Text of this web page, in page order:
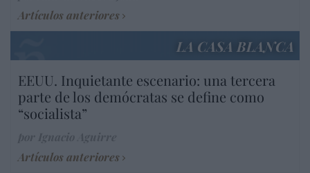
Artículos anteriores
LA CASA BLANCA
EEUU. Inquietante escenario: una tercera
parte de los demócratas se define como
“socialista”
Artículos anteriores